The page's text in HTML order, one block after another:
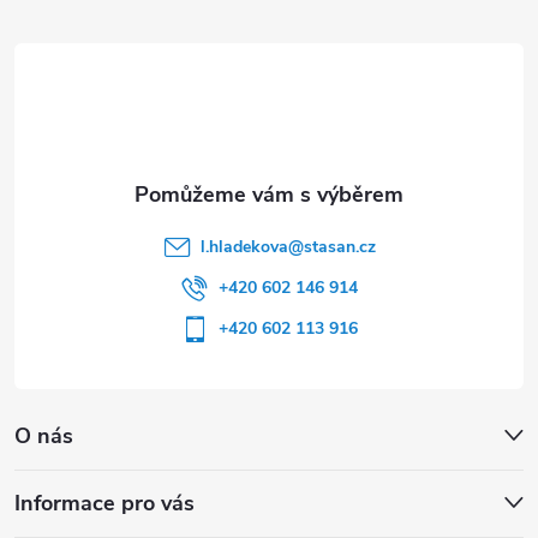
O nás
Informace pro vás
l.hladekova@stasan.cz
+420 602 146 914
+420 602 113 916